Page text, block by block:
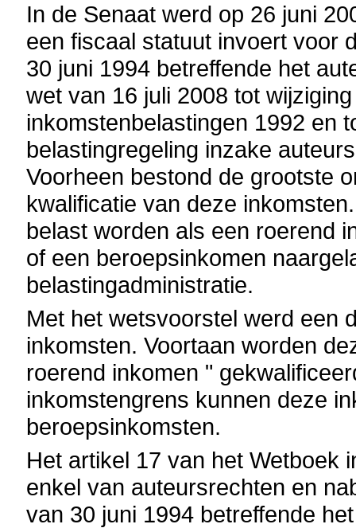
In de Senaat werd op 26 juni
een fiscaal statuut invoert voor
30 juni 1994 betreffende het
wet van 16 juli 2008 tot
inkomstenbelastingen 1992 en
belastingregeling inzake
Voorheen bestond de grootste
kwalificatie van deze
belast worden als een roerend
of een beroepsinkomen
belastingadministratie.
Met het wetsvoorstel werd een
inkomsten. Voortaan worden
roerend inkomen "
inkomstengrens kunnen deze
beroepsinkomsten.
Het artikel 17 van het Wetboek
enkel van auteursrechten en
van 30 juni 1994 betreffende